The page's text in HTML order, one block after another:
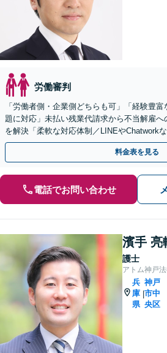
労働審判
「労働者側・企業側どちらも可」「経験豊
題に対応」未払い残業代請求から不当解雇
を解決「柔軟な対応体制／LINEやChatwork
用可」【休日・夜間相談可】
料金表を見る
電話でお問い合わせ
濱手 亮
護士
アトム神戸
兵
庫
県
|
神戸
市中
央区